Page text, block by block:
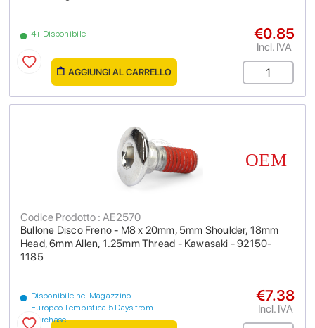
4+ Disponibile €0.85
Incl. IVA
AGGIUNGI AL CARRELLO
Bullone Disco Freno - M8 x 20mm, 5mm Shoulder, 18mm
Head, 6mm Allen, 1.25mm Thread - Kawasaki - 92150-
1185
Codice Prodotto : AE2570
Disponibile nel Magazzino
Europeo Tempistica 5 Days from
purchase
€7.38
Incl. IVA